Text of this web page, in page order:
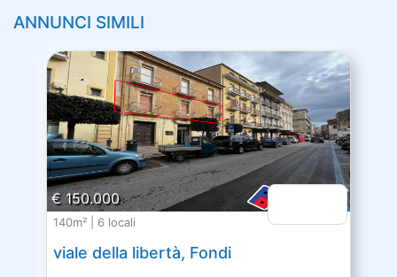
ANNUNCI SIMILI
€ 150.000
140m² | 6 locali
viale della libertà, Fondi